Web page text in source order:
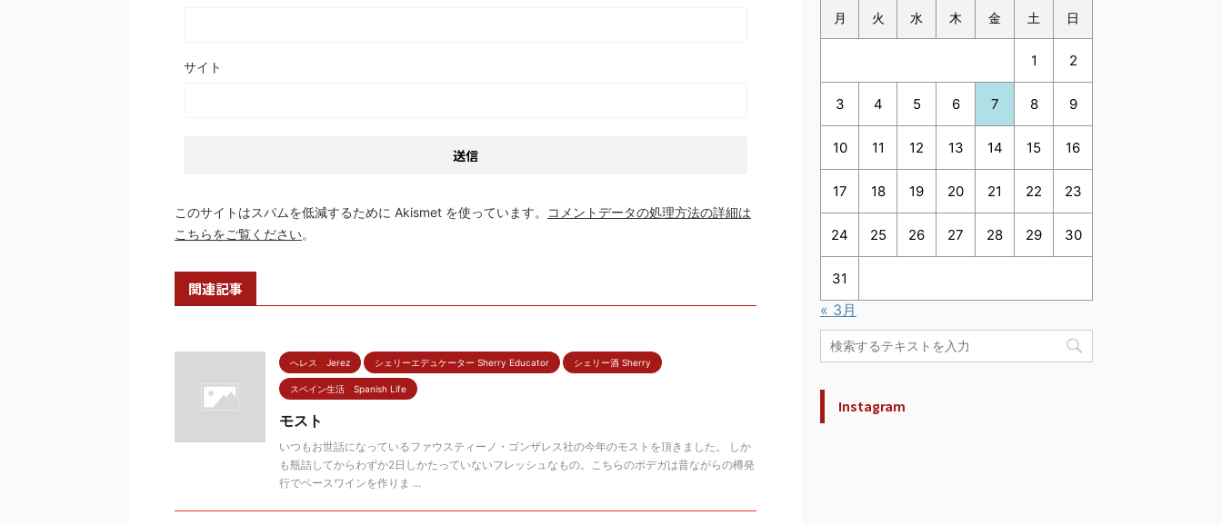
サイト
このサイトはスパムを低減するために Akismet を使っています。
コメントデータの処理方法の詳細は
こちらをご覧ください。
関連記事
へレス Jerez シェリーエデュケーター Sherry Educator シェリー酒 Sherry
スペイン生活 Spanish Life
モスト
いつもお世話になっているファウスティーノ・ゴンザレス社の今年のモストを頂きました。 しか
も瓶詰してからわずか2日しかたっていないフレッシュなもの。こちらのボデガは昔ながらの樽発
行でベースワインを作りま ...
月 火 水 木 金 土 日
1 2
3 4 5 6 7 8 9
10 11 12 13 14 15 16
17 18 19 20 21 22 23
24 25 26 27 28 29 30
31
« 3月
Instagram